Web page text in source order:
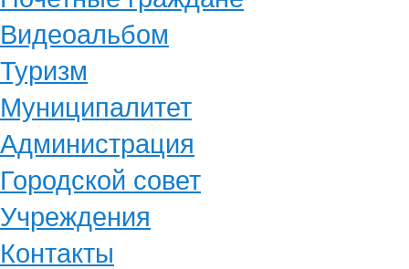
Видеоальбом
Туризм
Муниципалитет
Администрация
Городской совет
Учреждения
Контакты